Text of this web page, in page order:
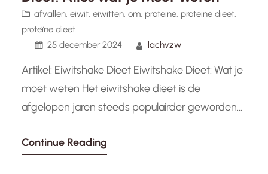
afvallen, eiwit, eiwitten, om, proteine, proteine dieet
proteïne dieet
25 december 2024
lachvzw
Artikel: Eiwitshake Dieet Eiwitshake Dieet: Wat je
moet weten Het eiwitshake dieet is de
afgelopen jaren steeds populairder geworden
spieropbouw of een gezondere levensstijl.
Continue Reading